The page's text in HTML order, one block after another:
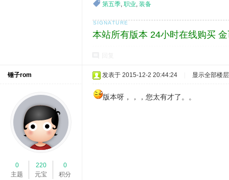
第五季, 职业, 装备
本站所有版本 24小时在线购买
锤子rom
0
主题
220
元宝
0
积分
发表于 2015-12-2 20:44:24 显示全部楼层
版本呀，，，您太有才了。。